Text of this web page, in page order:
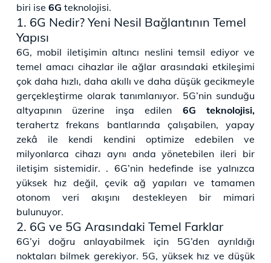
biri ise 6G teknolojisi.
1. 6G Nedir? Yeni Nesil Bağlantının Temel
Yapısı
6G, mobil iletişimin altıncı neslini temsil ediyor ve
temel amacı cihazlar ile ağlar arasındaki etkileşimi
çok daha hızlı, daha akıllı ve daha düşük gecikmeyle
gerçekleştirme olarak tanımlanıyor. 5G’nin sunduğu
altyapının üzerine inşa edilen 6G teknolojisi,
terahertz frekans bantlarında çalışabilen, yapay
zekâ ile kendi kendini optimize edebilen ve
milyonlarca cihazı aynı anda yönetebilen ileri bir
iletişim sistemidir. . 6G’nin hedefinde ise yalnızca
yüksek hız değil, çevik ağ yapıları ve tamamen
otonom veri akışını destekleyen bir mimari
bulunuyor.
2. 6G ve 5G Arasındaki Temel Farklar
6G’yi doğru anlayabilmek için 5G’den ayrıldığı
noktaları bilmek gerekiyor. 5G, yüksek hız ve düşük